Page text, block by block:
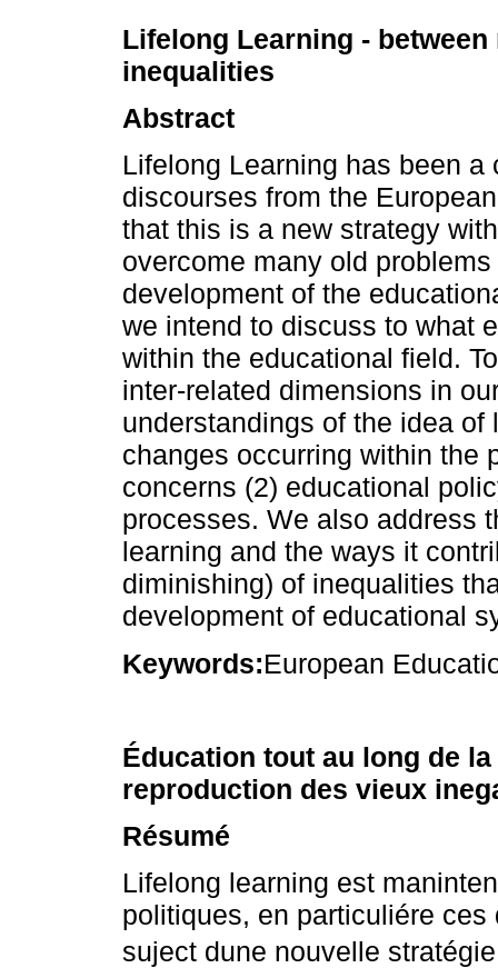
Lifelong Learning -
inequalities
Abstract
Lifelong Learning has been
discourses from the
that this is a new strategy
overcome many old
development of the
we intend to discuss to what
within the educational field.
inter-related dimensions in
understandings of the idea
changes occurring within the
concerns (2) educational
processes. We also address
learning and the ways it
diminishing) of inequalities
development of educational
Keywords:European
Éducation tout au long de
reproduction des vieux
Résumé
Lifelong learning est
politiques, en particuliére
suject dune nouvelle